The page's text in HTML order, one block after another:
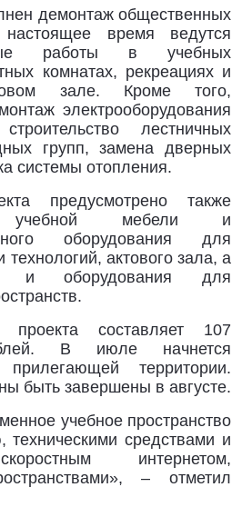
демонтаж общественных
время ведутся
работы в учебных
комнатах, рекреациях и
зале. Кроме того,
электрооборудования
лестничных
групп, замена дверных
системы отопления.
предусмотрено также
учебной мебели и
оборудования для
актового зала, а
и оборудования для
составляет 107
В июле начнется
прилегающей территории.
быть завершены в августе.
учебное пространство
средствами и
интернетом,
– отметил